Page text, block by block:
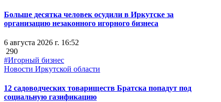
Больше десятка человек осудили в Иркутске за
организацию незаконного игорного бизнеса
6 августа 2026 г. 16:52
290
#Игорный бизнес
Новости Иркутской области
12 садоводческих товариществ Братска попадут под
социальную газификацию